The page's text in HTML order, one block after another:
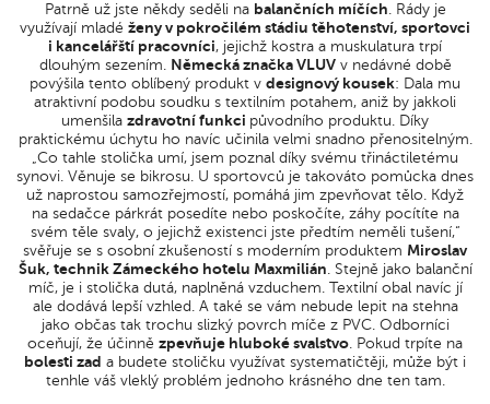
Patrně už jste někdy seděli na balančních míčích. Rády je
využívají mladé ženy v pokročilém stádiu těhotenství, sportovci
i kancelářští pracovníci, jejichž kostra a muskulatura trpí
dlouhým sezením. Německá značka VLUVv nedávné době
povýšila tento oblíbený produkt v designový kousek: Dala mu
atraktivní podobu soudku s textilním potahem, aniž by jakkoli
umenšila zdravotní funkci původního produktu. Díky
praktickému úchytu ho navíc učinila velmi snadno přenositelným.
„Co tahle stolička umí, jsem poznal díky svému třináctiletému
synovi. Věnuje se bikrosu. U sportovců je takováto pomůcka dnes
už naprostou samozřejmostí, pomáhá jim zpevňovat tělo. Když
na sedačce párkrát posedíte nebo poskočíte, záhy pocítíte na
svém těle svaly, o jejichž existenci jste předtím neměli tušení,“
svěřuje se s osobní zkušeností s moderním produktem Miroslav
Šuk, technik Zámeckého hotelu Maxmilián. Stejně jako balanční
míč, je i stolička dutá, naplněná vzduchem. Textilní obal navíc jí
ale dodává lepší vzhled. A také se vám nebude lepit na stehna
jako občas tak trochu slizký povrch míče z PVC. Odborníci
oceňují, že účinně zpevňuje hluboké svalstvo. Pokud trpíte na
bolesti zad a budete stoličku využívat systematičtěji, může být i
tenhle váš vleklý problém jednoho krásného dne ten tam.